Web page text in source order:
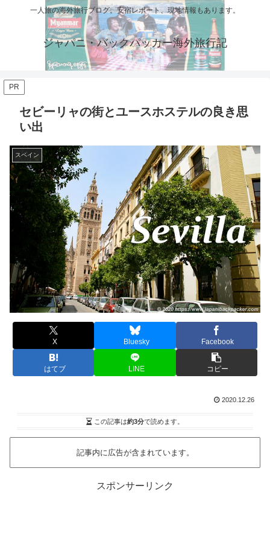
一人旅の海外旅行ブログ。安宿レポート、現地情報もあります。
ジャパニ・バックパッカー海外旅行記
PR
セビーリャの街とユースホステルの良き思
い出
スペイン
X Bluesky Facebook
はてブ LINE コピー
2020.12.26
この記事は約3分で読めます。
記事内に広告が含まれています。
スポンサーリンク